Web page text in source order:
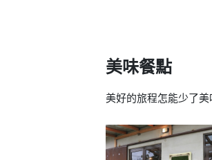
美味餐點
美好的旅程怎能少了